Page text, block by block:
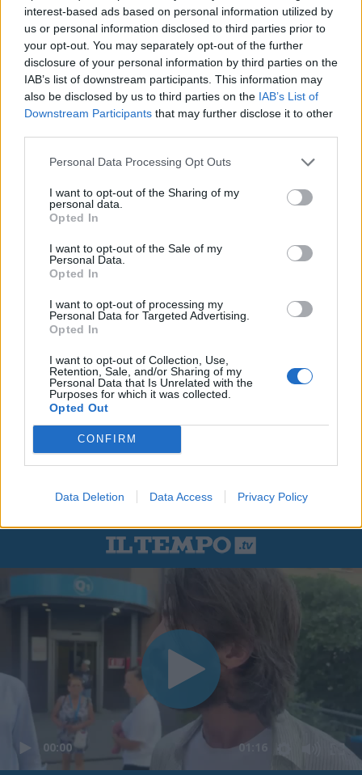
interest-based ads based on personal information utilized by
us or personal information disclosed to third parties prior to
your opt-out. You may separately opt-out of the further
disclosure of your personal information by third parties on the
IAB’s list of downstream participants. This information may
also be disclosed by us to third parties on the IAB’s List of
Downstream Participants that may further disclose it to other
Personal Data Processing Opt Outs
I want to opt-out of the Sharing of my
personal data.
Opted In
I want to opt-out of the Sale of my
Personal Data.
Opted In
I want to opt-out of processing my
Personal Data for Targeted Advertising.
Opted In
I want to opt-out of Collection, Use,
Retention, Sale, and/or Sharing of my
Personal Data that Is Unrelated with the
Purposes for which it was collected.
Opted Out
CONFIRM
Data Deletion Data Access Privacy Policy
00:00 01:16